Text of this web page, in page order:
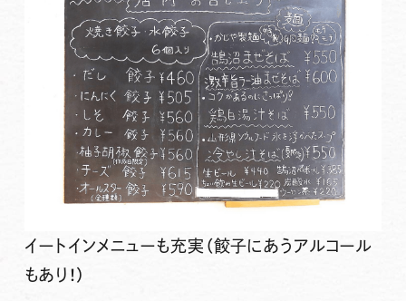
イートインメニューも充実（餃子にあうアルコール
もあり！）